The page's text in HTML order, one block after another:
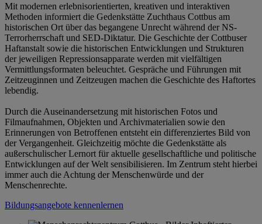
Mit modernen erlebnisorientierten, kreativen und interaktiven
Methoden informiert die Gedenkstätte Zuchthaus Cottbus am
historischen Ort über das begangene Unrecht während der NS-
Terrorherrschaft und SED-Diktatur. Die Geschichte der Cottbuser
Haftanstalt sowie die historischen Entwicklungen und Strukturen
der jeweiligen Repressionsapparate werden mit vielfältigen
Vermittlungsformaten beleuchtet. Gespräche und Führungen mit
Zeitzeuginnen und Zeitzeugen machen die Geschichte des Haftortes
lebendig.
Durch die Auseinandersetzung mit historischen Fotos und
Filmaufnahmen, Objekten und Archivmaterialien sowie den
Erinnerungen von Betroffenen entsteht ein differenziertes Bild von
der Vergangenheit. Gleichzeitig möchte die Gedenkstätte als
außerschulischer Lernort für aktuelle gesellschaftliche und politische
Entwicklungen auf der Welt sensibilisieren. Im Zentrum steht hierbei
immer auch die Achtung der Menschenwürde und der
Menschenrechte.
Bildungsangebote kennenlernen